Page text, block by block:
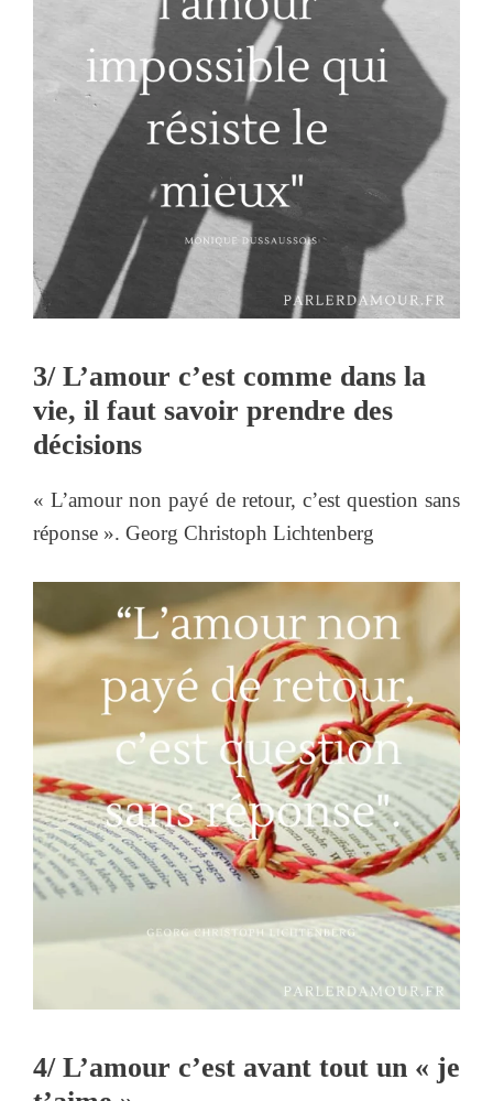
3/ L’amour c’est comme dans la
vie, il faut savoir prendre des
décisions
« L’amour non payé de retour, c’est question sans
réponse ». Georg Christoph Lichtenberg
4/ L’amour c’est avant tout un « je